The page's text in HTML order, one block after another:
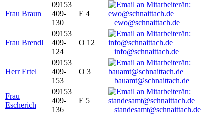
Frau Braun
09153
409-
130
E 4
ewo@schnaittach.de
Frau Brendl
09153
409-
124
O 12
info@schnaittach.de
Herr Ertel
09153
409-
153
O 3
bauamt@schnaittach.de
Frau
Escherich
09153
409-
136
E 5
standesamt@schnaittach.de